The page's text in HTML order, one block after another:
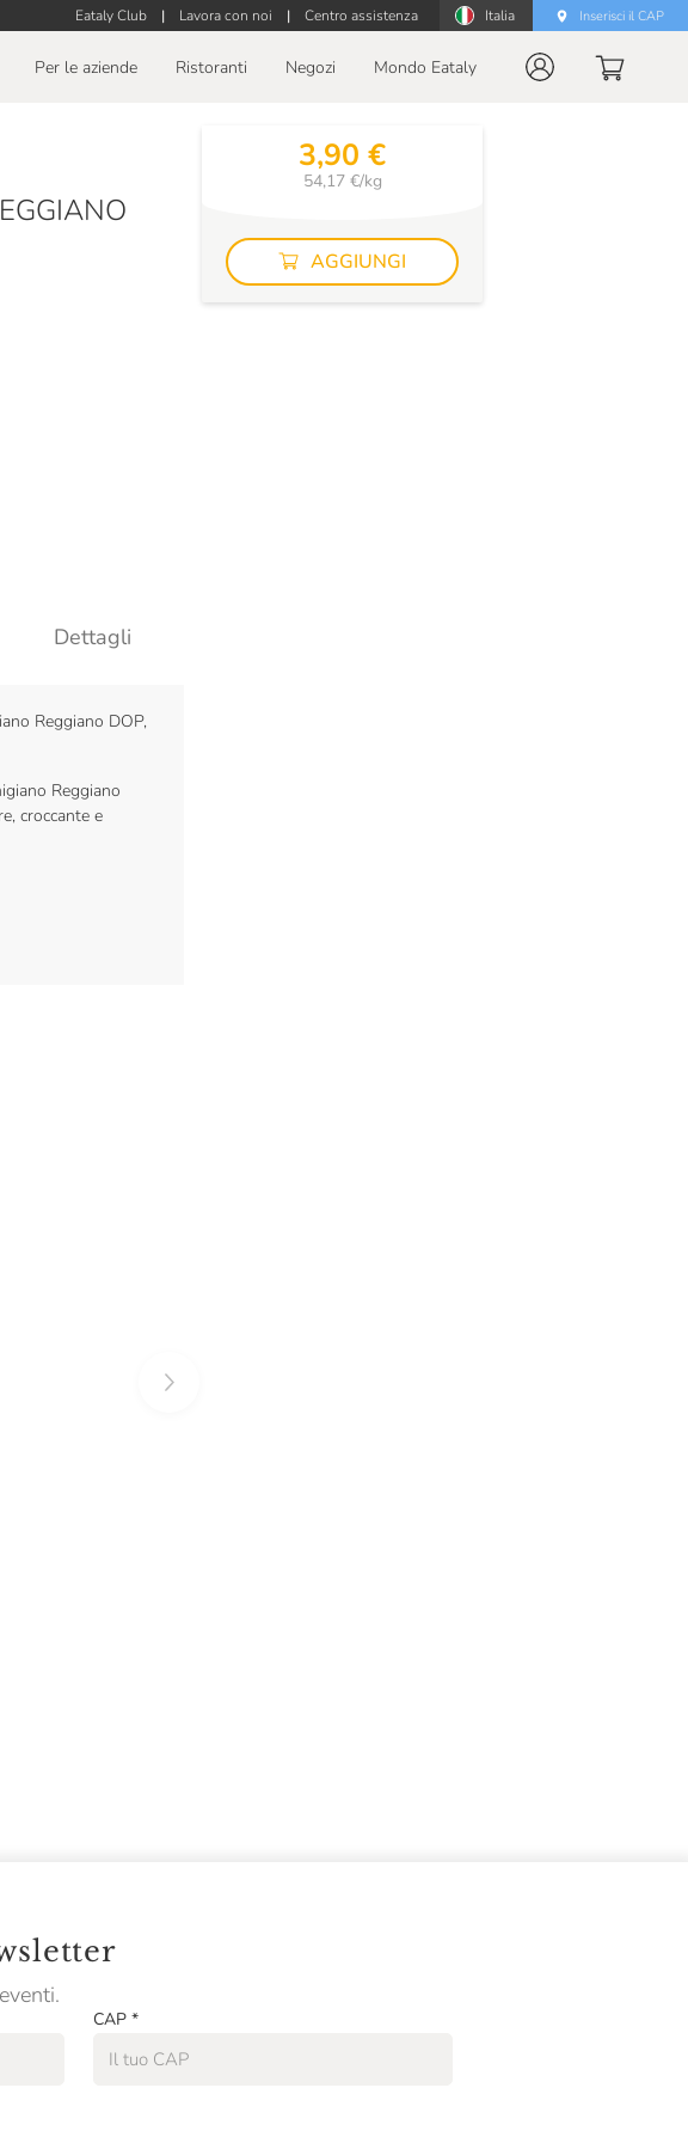
Eataly Club | Lavora con noi | Centro assistenza Italia Inserisci il CAP
Per le aziende Ristoranti Negozi Mondo Eataly
Dettagli
Reggiano DOP,
Reggiano
croccante e
3,90 €
54,17 €/kg
AGGIUNGI
CAP *